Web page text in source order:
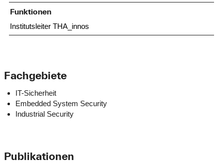
Funktionen
Institutsleiter THA_innos
Fachgebiete
IT-Sicherheit
Embedded System Security
Industrial Security
Publikationen